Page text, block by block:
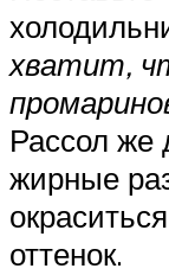
хватит,
Рассол же
жирные
оттенок.